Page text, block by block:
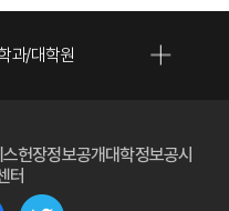
과/대학원
헌장정보공개대학정보공시
터